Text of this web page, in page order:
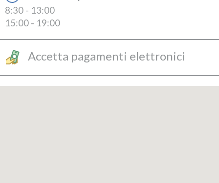
8:30 - 13:00
15:00 - 19:00
Accetta pagamenti elettronici